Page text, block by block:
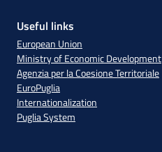
Useful links
European Union
Ministry of Economic Development
Agenzia per la Coesione Territoriale
EuroPuglia
Internationalization
Puglia System